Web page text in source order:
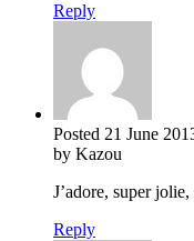
Reply
Posted 21 June
by Kazou
J’adore, super
Reply